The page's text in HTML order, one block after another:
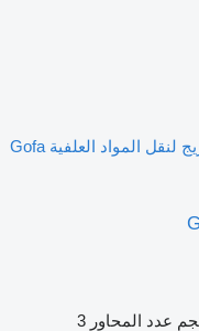
عربة الصهريج لنقل المواد العلفية Gofa
عدد المحاور 3